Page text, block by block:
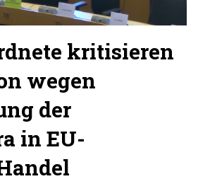
kritisieren
wegen
der
in EU-